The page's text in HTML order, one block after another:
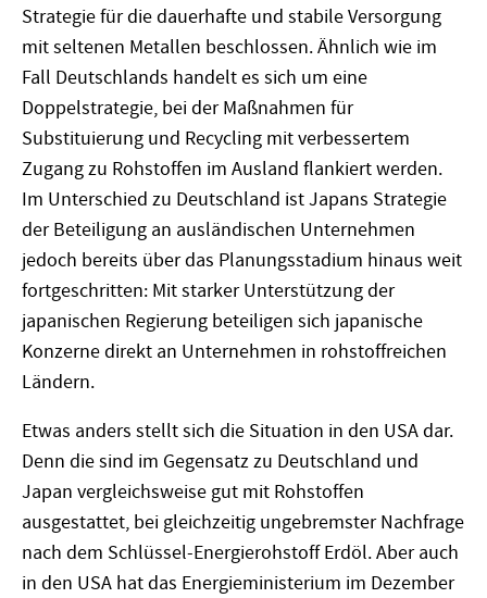
Strategie für die dauerhafte und stabile Versorgung
mit seltenen Metallen beschlossen. Ähnlich wie im
Fall Deutschlands handelt es sich um eine
Doppelstrategie, bei der Maßnahmen für
Substituierung und Recycling mit verbessertem
Zugang zu Rohstoffen im Ausland flankiert werden.
Im Unterschied zu Deutschland ist Japans Strategie
der Beteiligung an ausländischen Unternehmen
jedoch bereits über das Planungsstadium hinaus weit
fortgeschritten: Mit starker Unterstützung der
japanischen Regierung beteiligen sich japanische
Konzerne direkt an Unternehmen in rohstoffreichen
Ländern.
Etwas anders stellt sich die Situation in den USA dar.
Denn die sind im Gegensatz zu Deutschland und
Japan vergleichsweise gut mit Rohstoffen
ausgestattet, bei gleichzeitig ungebremster Nachfrage
nach dem Schlüssel-Energierohstoff Erdöl. Aber auch
in den USA hat das Energieministerium im Dezember